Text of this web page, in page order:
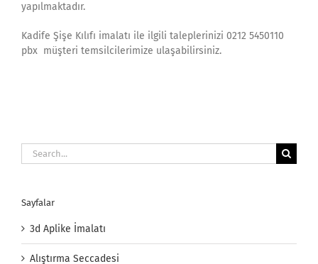
yapılmaktadır.
Kadife Şişe Kılıfı imalatı ile ilgili taleplerinizi 0212 5450110
pbx müşteri temsilcilerimize ulaşabilirsiniz.
Search
for:
Sayfalar
3d Aplike İmalatı
Alıştırma Seccadesi